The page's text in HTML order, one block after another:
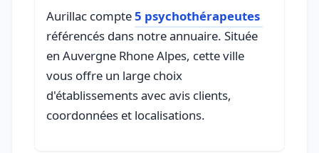
Aurillac compte5 psychothérapeutes
référencés dans notre annuaire. Située
en Auvergne Rhone Alpes, cette ville
vous offre un large choix
d'établissements avec avis clients,
coordonnées et localisations.